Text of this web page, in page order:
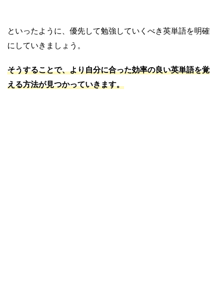
といったように、優先して勉強していくべき英単語を明確
にしていきましょう。
そうすることで、より自分に合った効率の良い英単語を覚
える方法が見つかっていきます。